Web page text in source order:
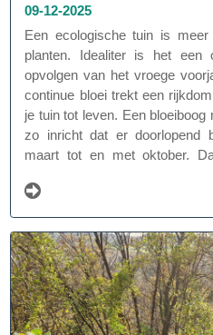
09-12-2025
Een ecologische tuin is
planten. Idealiter is het een
opvolgen van het vroege
continue bloei trekt een
je tuin tot leven. Een
zo inricht dat er doorlopend
maart tot en met oktober.
meerwaarde ...